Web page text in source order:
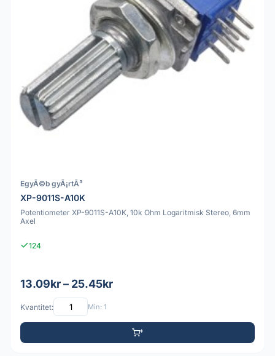
EgyÃ©b gyÃ¡rtÃ³
XP-9011S-A10K
Potentiometer XP-9011S-A10K, 10k Ohm Logaritmisk Stereo, 6mm
Axel
124
13.09kr – 25.45kr
Kvantitet: Min: 1